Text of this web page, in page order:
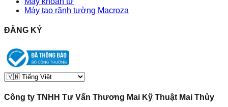
Máy tạo rãnh tường Macroza
ĐĂNG KÝ
Công ty TNHH Tư Vấn Thương Mai Kỹ Thuật Mai Thủy